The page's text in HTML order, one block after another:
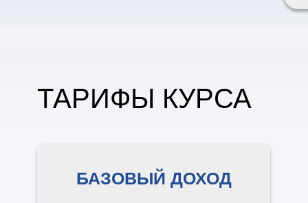
ТАРИФЫ КУРСА
БАЗОВЫЙ ДОХОД